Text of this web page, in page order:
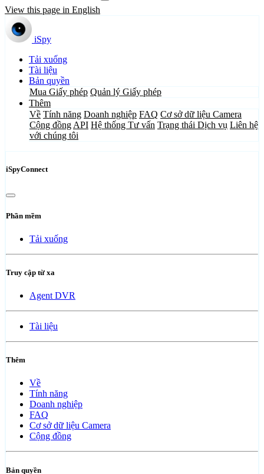
View this page in English
iSpy
Tải xuống
Tài liệu
Bản quyền
Mua Giấy phép Quản lý Giấy phép
Thêm
Về Tính năng Doanh nghiệp FAQ Cơ sở dữ liệu Camera
Cộng đồng API Hệ thống Tư vấn Trạng thái Dịch vụ Liên hệ
với chúng tôi
iSpyConnect
Phần mềm
Tải xuống
Truy cập từ xa
Agent DVR
Tài liệu
Thêm
Về
Tính năng
Doanh nghiệp
FAQ
Cơ sở dữ liệu Camera
Cộng đồng
Bản quyền